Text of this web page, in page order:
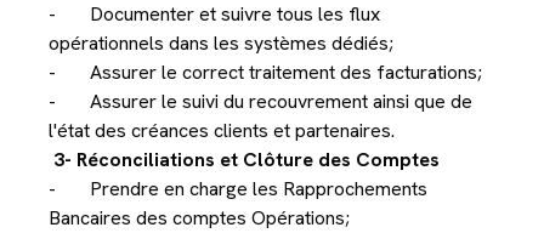
- Documenter et suivre tous les flux
opérationnels dans les systèmes dédiés;
- Assurer le correct traitement des facturations;
- Assurer le suivi du recouvrement ainsi que de
l'état des créances clients et partenaires.
3- Réconciliations et Clôture des Comptes
- Prendre en charge les Rapprochements
Bancaires des comptes Opérations;